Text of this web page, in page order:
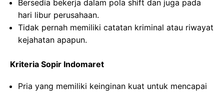
Bersedia bekerja dalam pola shift dan juga pada
hari libur perusahaan.
Tidak pernah memiliki catatan kriminal atau riwayat
kejahatan apapun.
Kriteria Sopir Indomaret
Pria yang memiliki keinginan kuat untuk mencapai